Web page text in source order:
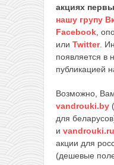
акциях
нашу групу
Facebook ,
или Twitter.
появляется в
публикацией
Возможно,
vandrouki.by
для
и vandrouki.ru
акции для
(дешевые